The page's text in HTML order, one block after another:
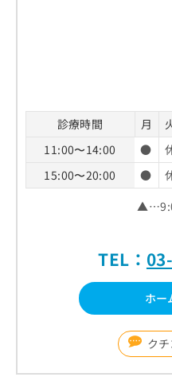
診療時間 月
11:00〜14:00
●
15:00〜20:00
●
TEL：
ホー
ク